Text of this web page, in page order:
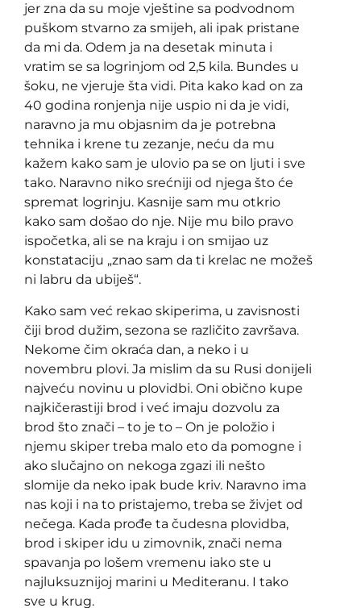
jer zna da su moje vještine sa podvodnom
puškom stvarno za smijeh, ali ipak pristane
da mi da. Odem ja na desetak minuta i
vratim se sa logrinjom od 2,5 kila. Bundes u
šoku, ne vjeruje šta vidi. Pita kako kad on za
40 godina ronjenja nije uspio ni da je vidi,
naravno ja mu objasnim da je potrebna
tehnika i krene tu zezanje, neću da mu
kažem kako sam je ulovio pa se on ljuti i sve
tako. Naravno niko srećniji od njega što će
spremat logrinju. Kasnije sam mu otkrio
kako sam došao do nje. Nije mu bilo pravo
ispočetka, ali se na kraju i on smijao uz
konstataciju „znao sam da ti krelac ne možeš
ni labru da ubiješ“.
Kako sam već rekao skiperima, u zavisnosti
čiji brod dužim, sezona se različito završava.
Nekome čim okraća dan, a neko i u
novembru plovi. Ja mislim da su Rusi donijeli
najveću novinu u plovidbi. Oni obično kupe
najkičerastiji brod i već imaju dozvolu za
brod što znači – to je to – On je položio i
njemu skiper treba malo eto da pomogne i
ako slučajno on nekoga zgazi ili nešto
slomije da neko ipak bude kriv. Naravno ima
nas koji i na to pristajemo, treba se živjet od
nečega. Kada prođe ta čudesna plovidba,
brod i skiper idu u zimovnik, znači nema
spavanja po lošem vremenu iako ste u
najluksuznijoj marini u Mediteranu. I tako
sve u krug.